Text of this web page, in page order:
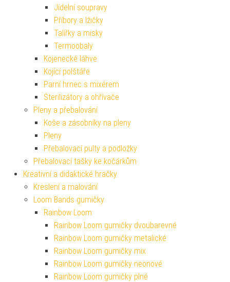
Jídelní soupravy
Příbory a lžičky
Talířky a misky
Termoobaly
Kojenecké láhve
Kojící polštáře
Parní hrnec s mixérem
Sterilizátory a ohřívače
Pleny a přebalování
Koše a zásobníky na pleny
Pleny
Přebalovací pulty a podložky
Přebalovací tašky ke kočárkům
Kreativní a didaktické hračky
Kreslení a malování
Loom Bands gumičky
Rainbow Loom
Rainbow Loom gumičky dvoubarevné
Rainbow Loom gumičky metalické
Rainbow Loom gumičky mix
Rainbow Loom gumičky neonové
Rainbow Loom gumičky plné